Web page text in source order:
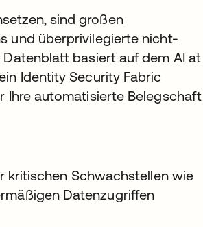
sind großen
und überprivilegierte nicht-
basiert auf dem AI at
Identity Security Fabric
Ihre automatisierte Belegschaft
kritischen Schwachstellen wie
Datenzugriffen